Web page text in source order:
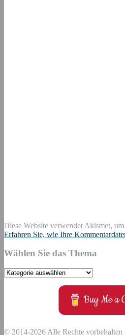
Diese Website verwendet Akismet,
Erfahren Sie, wie Ihre
Wählen Sie das Thema
Wählen
Buy Me a
© 2014-2026 Alle Rechte vorbehalten